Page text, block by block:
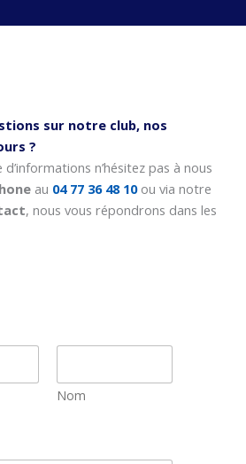
sur notre club, nos
?
n’hésitez pas à nous
au 04 77 36 48 10 ou via notre
, nous vous répondrons dans les
Nom